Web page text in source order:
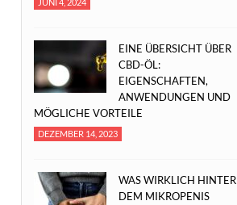
EINE ÜBERSICHT ÜBER
CBD-ÖL:
EIGENSCHAFTEN,
ANWENDUNGEN UND
MÖGLICHE VORTEILE
DEZEMBER 14, 2023
WAS WIRKLICH HINTER
DEM MIKROPENIS